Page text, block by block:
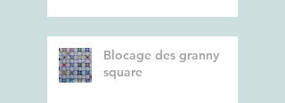
Blocage des granny
square